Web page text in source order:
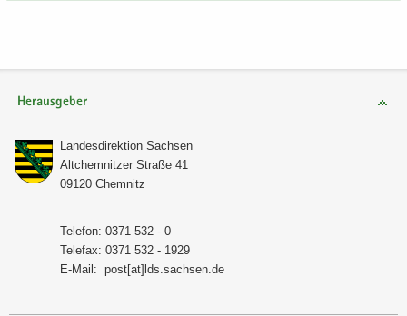
Herausgeber
Lan­des­di­rek­ti­on Sach­sen
Alt­chem­nit­zer Stra­ße 41
09120 Chem­nitz
Te­le­fon: 0371 532 - 0
Te­le­fax: 0371 532 - 1929
E-​Mail: post[at]lds.sach­sen.de